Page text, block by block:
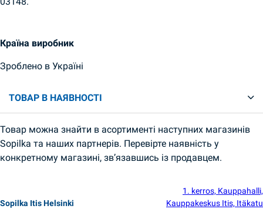
Країна виробник
Зроблено в Україні
ТОВАР В НАЯВНОСТІ
Товар можна знайти в асортименті наступних магазинів
Sopilka та наших партнерів. Перевірте наявність у
конкретному магазині, зв’язавшись із продавцем.
Sopilka Itis Helsinki
1. kerros, Kauppahalli,
Kauppakeskus Itis, Itäkatu